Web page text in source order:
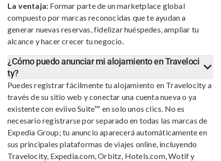
La ventaja: Formar parte de un marketplace global
compuesto por marcas reconocidas que te ayudan a
generar nuevas reservas, fidelizar huéspedes, ampliar tu
alcance y hacer crecer tu negocio.
¿Cómo puedo anunciar mi alojamiento en Traveloci
ty?
Puedes registrar fácilmente tu alojamiento en Travelocity a
través de su sitio web y conectar una cuenta nueva o ya
existente con eviivo Suite™ en solo unos clics. No es
necesario registrarse por separado en todas las marcas de
Expedia Group; tu anuncio aparecerá automáticamente en
sus principales plataformas de viajes online, incluyendo
Travelocity, Expedia.com, Orbitz, Hotels.com, Wotif y